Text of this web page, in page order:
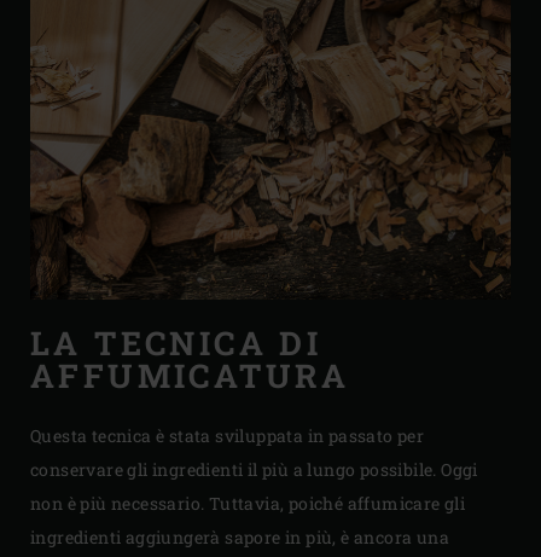
LA TECNICA DI
AFFUMICATURA
Questa tecnica è stata sviluppata in passato per
conservare gli ingredienti il ​​più a lungo possibile. Oggi
non è più necessario. Tuttavia, poiché affumicare gli
ingredienti aggiungerà sapore in più, è ancora una